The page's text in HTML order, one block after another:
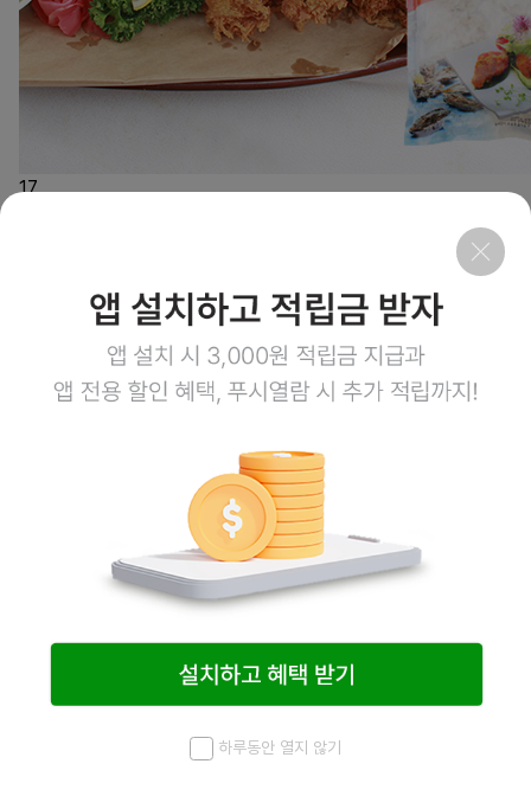
17
계란말이 500g*2ea
12,800원 12,800원
49
#타마고야끼
#계란말이 #타마고
동계란말이
하루동안 열지 않기